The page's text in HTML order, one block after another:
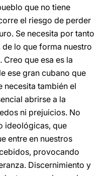
que no tiene
el riesgo de perder
Se necesita por tanto
lo que forma nuestro
que esa es la
ese gran cubano que
necesita también el
abrirse a la
ni prejuicios. No
ideológicas, que
entre en nuestros
provocando
Discernimiento y